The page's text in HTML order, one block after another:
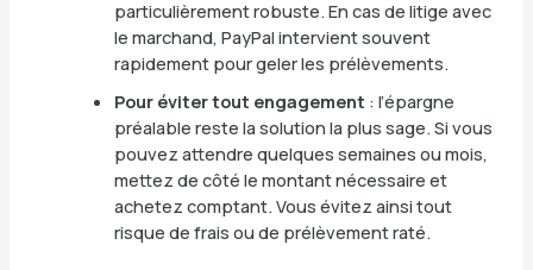
particulièrement robuste. En cas de litige avec
le marchand, PayPal intervient souvent
rapidement pour geler les prélèvements.
Pour éviter tout engagement : l’épargne
préalable reste la solution la plus sage. Si vous
pouvez attendre quelques semaines ou mois,
mettez de côté le montant nécessaire et
achetez comptant. Vous évitez ainsi tout
risque de frais ou de prélèvement raté.